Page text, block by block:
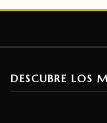
DESCUBRE LOS